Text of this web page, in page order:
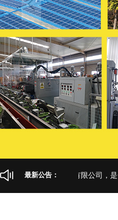
最新公告：
东卫尔盾防护科技有限公司，是
当前导航： 首页> 产品展示